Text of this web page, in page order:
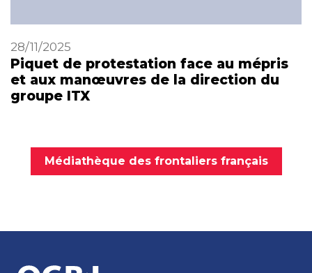
28/11/2025
Piquet de protestation face au mépris
et aux manœuvres de la direction du
groupe ITX
Médiathèque des frontaliers français